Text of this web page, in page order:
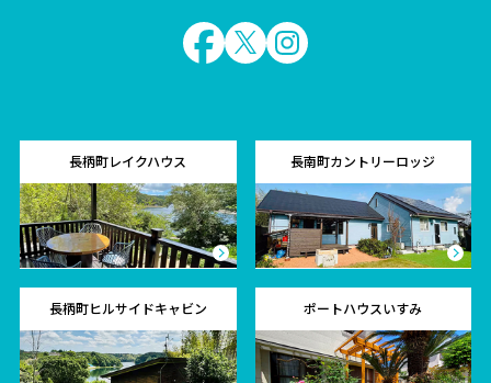
長柄町レイクハウス 長南町カントリーロッジ
長柄町ヒルサイドキャビン ポートハウスいすみ